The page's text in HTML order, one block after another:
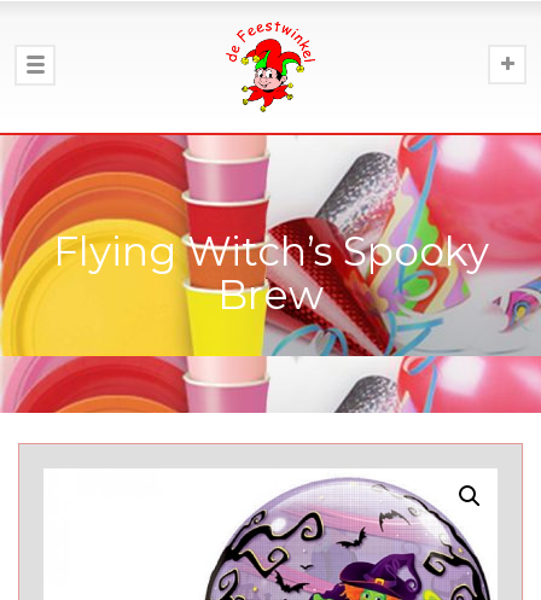
Flying Witch’s Spooky
Brew